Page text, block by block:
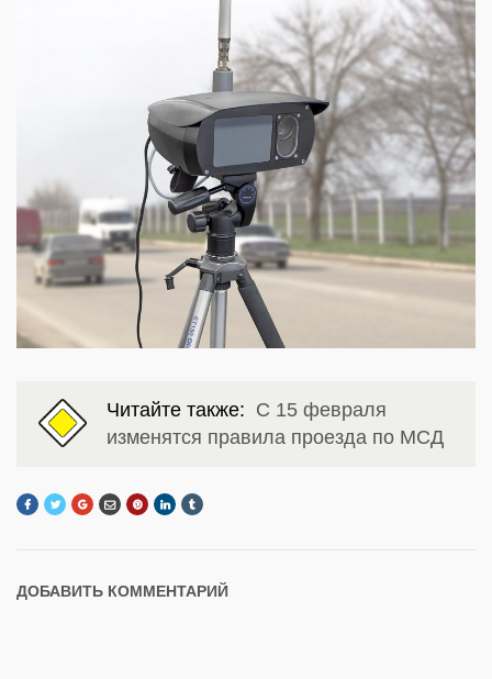
Читайте также: С 15 февраля
изменятся правила проезда по МСД
ДОБАВИТЬ КОММЕНТАРИЙ